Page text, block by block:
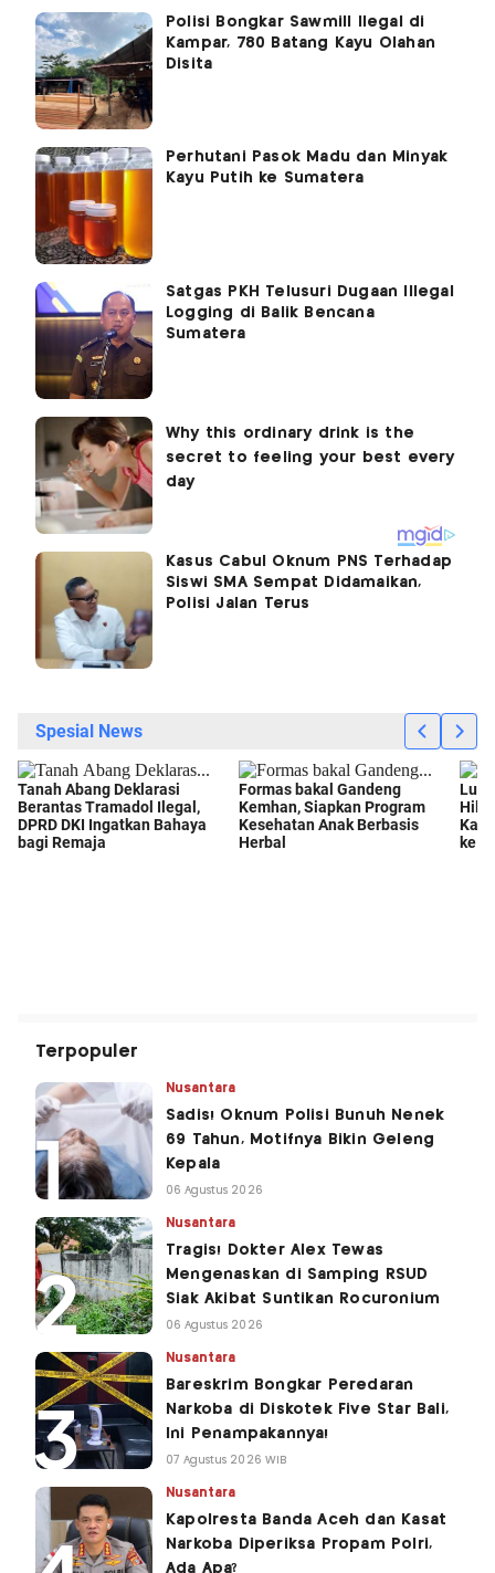
Polisi Bongkar Sawmill Ilegal di
Kampar, 780 Batang Kayu Olahan
Disita
Perhutani Pasok Madu dan Minyak
Kayu Putih ke Sumatera
Satgas PKH Telusuri Dugaan Illegal
Logging di Balik Bencana
Sumatera
Kasus Cabul Oknum PNS Terhadap
Siswi SMA Sempat Didamaikan,
Polisi Jalan Terus
Terpopuler
Nusantara
Sadis! Oknum Polisi Bunuh Nenek
69 Tahun, Motifnya Bikin Geleng
Kepala
06 Agustus 2026
Nusantara
Tragis! Dokter Alex Tewas
Mengenaskan di Samping RSUD
Siak Akibat Suntikan Rocuronium
06 Agustus 2026
Nusantara
Bareskrim Bongkar Peredaran
Narkoba di Diskotek Five Star Bali,
Ini Penampakannya!
07 Agustus 2026 WIB
Nusantara
Kapolresta Banda Aceh dan Kasat
Narkoba Diperiksa Propam Polri,
Ada Apa?